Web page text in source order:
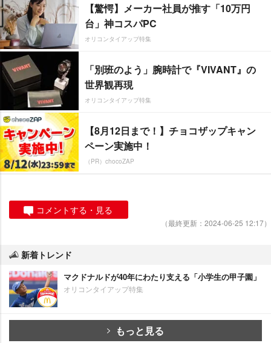
【驚愕】メーカー社員が推す「10万円
台」神コスパPC
オリコンタイアップ特集
「別班のよう」腕時計で『VIVANT』の
世界観再現
オリコンタイアップ特集
【8月12日まで！】チョコザップキャン
ペーン実施中！
（PR）chocoZAP
コメントする・見る
（最終更新：2024-06-25 12:17）
新着トレンド
マクドナルドが40年にわたり支える「小学生の甲子園」
オリコンタイアップ特集
もっと見る